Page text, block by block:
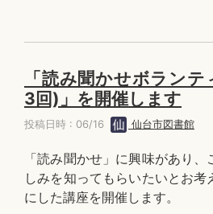
「読み聞かせボラン
3回)」を開催します
投稿日時 : 06/16 仙台市図書館
「読み聞かせ」に興味があり
しみを知ってもらいたいとお考
にした講座を開催します。